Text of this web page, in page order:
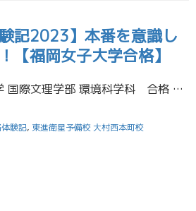
験記2023】本番を意識し
【福岡女子大学合格】
福岡女子大学 国際文理学部 環境科学科 合格 村垣 舞音さん （大村高等学校 卒業） 受験に役立った勉強法を教えてください 私は、英語が苦手だったので特に高速マスターに力を入れていました。単語・熟語を覚えるとかなり長文が […]
験記, 東進衛星予備校 大村西本町校